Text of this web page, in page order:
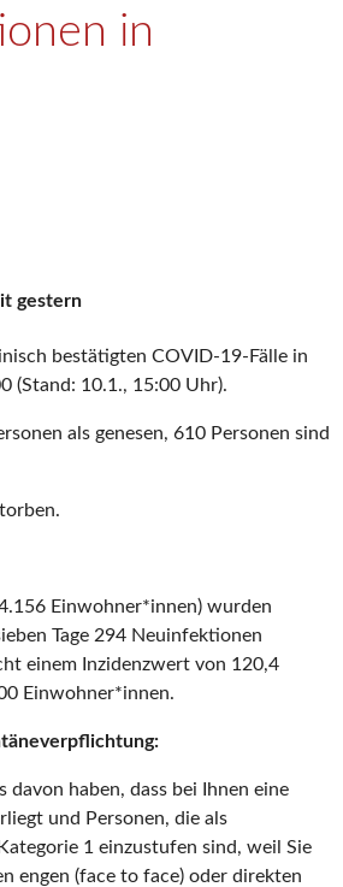
in
gestern
bestätigten COVID-19-Fälle in
(Stand: 10.1., 15:00 Uhr).
als genesen, 610 Personen sind
Einwohner*innen) wurden
Tage 294 Neuinfektionen
einem Inzidenzwert von 120,4
Einwohner*innen.
davon haben, dass bei Ihnen eine
und Personen, die als
1 einzustufen sind, weil Sie
engen (face to face) oder direkten